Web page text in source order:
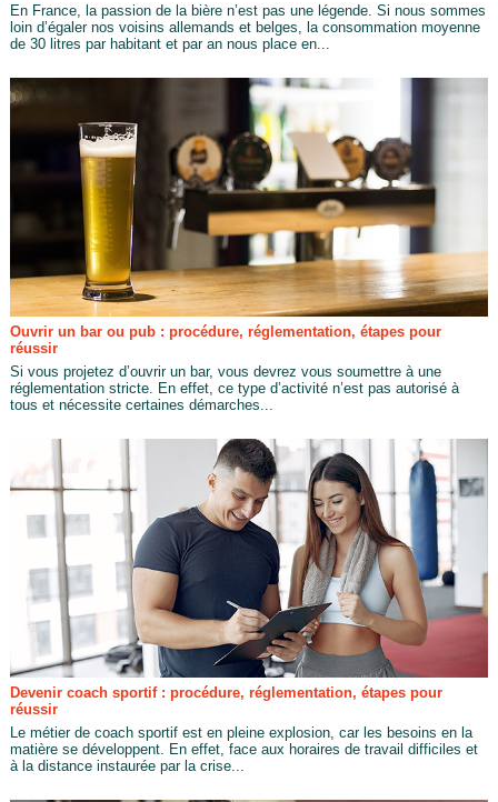
En France, la passion de la bière n’est pas une légende. Si nous sommes
loin d’égaler nos voisins allemands et belges, la consommation moyenne
de 30 litres par habitant et par an nous place en...
Ouvrir un bar ou pub : procédure, réglementation, étapes pour
réussir
Si vous projetez d’ouvrir un bar, vous devrez vous soumettre à une
réglementation stricte. En effet, ce type d’activité n’est pas autorisé à
tous et nécessite certaines démarches...
Devenir coach sportif : procédure, réglementation, étapes pour
réussir
Le métier de coach sportif est en pleine explosion, car les besoins en la
matière se développent. En effet, face aux horaires de travail difficiles et
à la distance instaurée par la crise...